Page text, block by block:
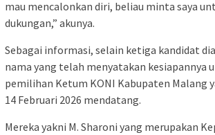
mau mencalonkan diri, beliau minta saya
dukungan,” akunya.
Sebagai informasi, selain ketiga kandidat
nama yang telah menyatakan kesiapannya
pemilihan Ketum KONI Kabupaten Malang
14 Februari 2026 mendatang.
Mereka yakni M. Sharoni yang merupakan